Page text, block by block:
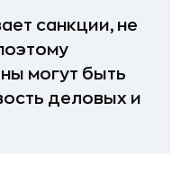
санкции, не
могут быть
деловых и